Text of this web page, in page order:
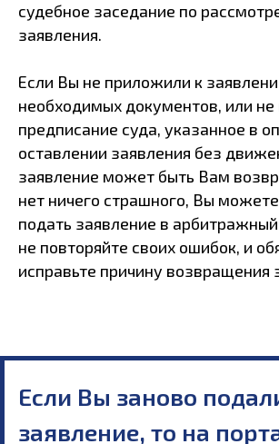
судебное заседание по
заявления.
Если Вы не приложили к
необходимых документов, или не
предписание суда, указанное в
оставлении заявления без
заявление может быть Вам
нет ничего страшного, Вы
подать заявление в
не повторяйте своих ошибок, и
исправьте причину возвращения
Если Вы заново
заявление, то на